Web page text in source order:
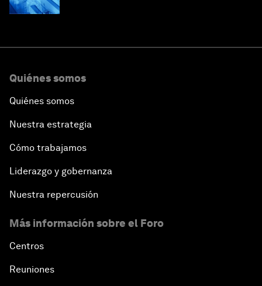
Quiénes somos
Quiénes somos
Nuestra estrategia
Cómo trabajamos
Liderazgo y gobernanza
Nuestra repercusión
Más información sobre el Foro
Centros
Reuniones